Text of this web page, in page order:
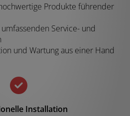
Produkte führender
Service- und
und Wartung aus einer Hand
Installation